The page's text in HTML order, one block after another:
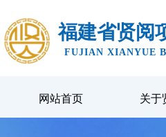
福建省贤阅
FUJIAN XIANYUE
网站首页 关于